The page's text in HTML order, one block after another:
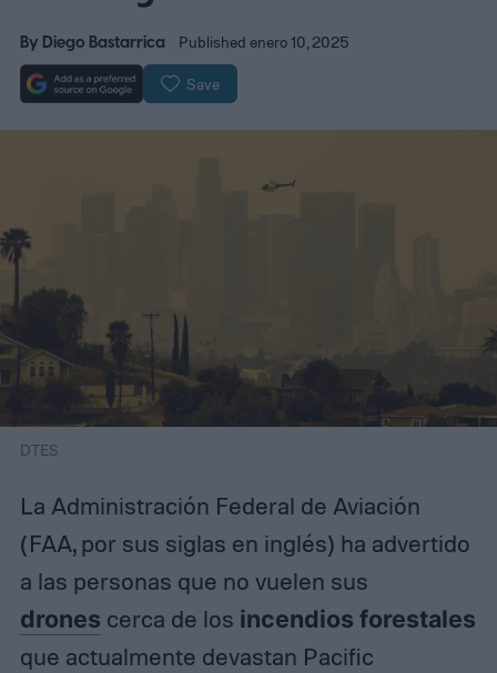
By Diego Bastarrica Published enero 10, 2025
Save
DTES
La Administración Federal de Aviación
(FAA, por sus siglas en inglés) ha advertido
a las personas que no vuelen sus
drones cerca de los incendios forestales
que actualmente devastan Pacific